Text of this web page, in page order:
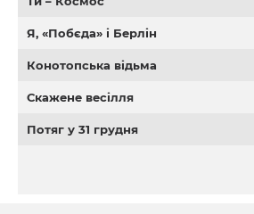
Я, «Побєда» і Берлін
Конотопська відьма
Скажене весілля
Потяг у 31 грудня